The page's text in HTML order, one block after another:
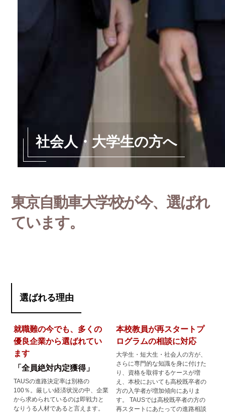
社会人・大学生の方へ
東京自動車大学校が今、選ばれ
ています。
選ばれる理由
就職難の今でも、多くの
優良企業から選ばれてい
ます
「全員絶対内定獲得」
TAUSの進路決定率は別格の
100％。厳しい経済状況の中、企業
から求められているのは即戦力と
なりうる人材であると言えます。
本校教員が再スタートプ
ログラムの相談に対応
大学生・短大生・社会人の方が、
さらに専門的な知識を身に付けた
り、資格を取得するケースが増
え、本校においても高校既卒者の
方の入学者が増加傾向にありま
す。 TAUSでは高校既卒者の方の
再スタートにあたっての進路相談